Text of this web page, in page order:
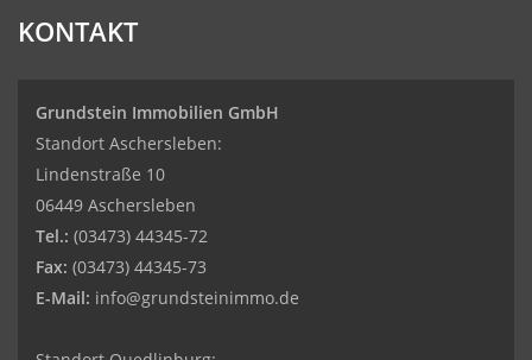
KONTAKT
Grundstein Immobilien GmbH
Standort Aschersleben:
Lindenstraße 10
06449 Aschersleben
Tel.: (03473) 44345-72
Fax: (03473) 44345-73
E-Mail: info@grundsteinimmo.de